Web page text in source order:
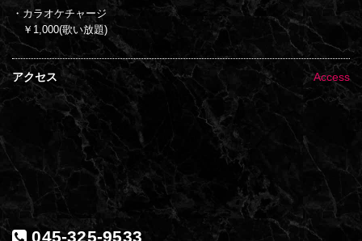
・カラオケチャージ
￥1,000(歌い放題)
アクセス Access
045-325-9533